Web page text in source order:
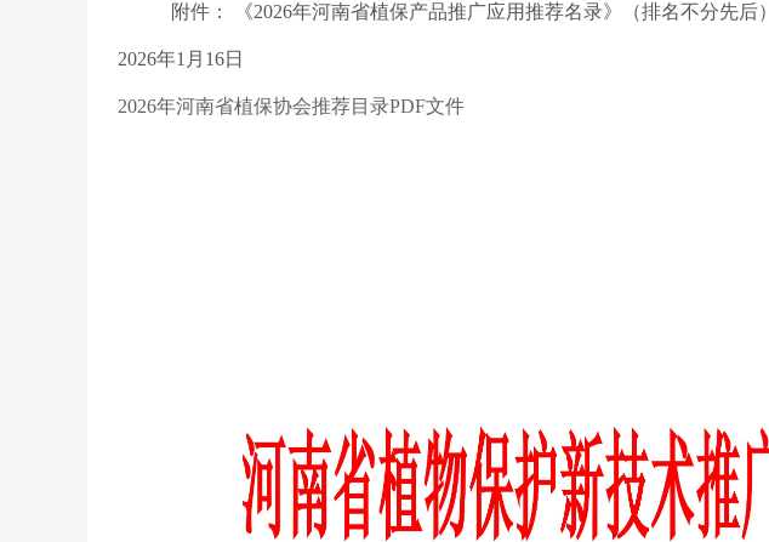
附件： 《2026年河南省植保产品推广应用推荐名录》（排名不分先后）
2026年1月16日
2026年河南省植保协会推荐目录PDF文件